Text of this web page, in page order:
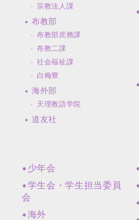
宗教法人課
布教部
布教部庶務課
布教二課
社会福祉課
白梅寮
海外部
天理教語学院
道友社
少年会
学生会・学生担当委員
会
海外